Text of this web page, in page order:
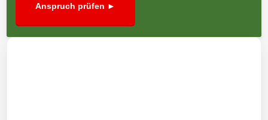
Anspruch prüfen ►